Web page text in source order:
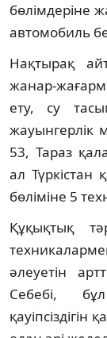
бөлімдеріне
автомобиль
Нақтырақ
жанар-
ету, су
жауынгерлік
53, Тараз
ал Түркістан
бөліміне 5
Құқықтық
әлеуетін
Себебі,
қауіпсіздігін